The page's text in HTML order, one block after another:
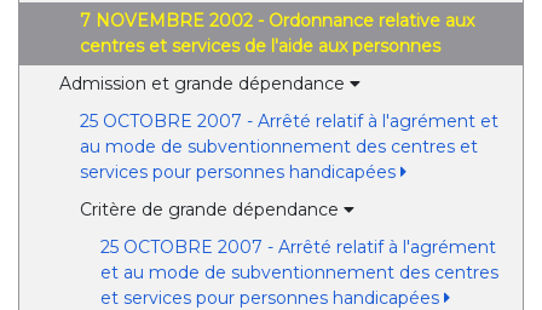
7 NOVEMBRE 2002 - Ordonnance relative aux
centres et services de l'aide aux personnes
Admission et grande dépendance
25 OCTOBRE 2007 - Arrêté relatif à l'agrément et
au mode de subventionnement des centres et
services pour personnes handicapées
Critère de grande dépendance
25 OCTOBRE 2007 - Arrêté relatif à l'agrément
et au mode de subventionnement des centres
et services pour personnes handicapées